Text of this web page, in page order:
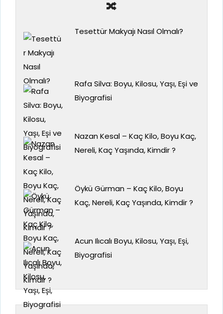
🔀
Tesettür Makyajı Nasıl Olmalı?
Rafa Silva: Boyu, Kilosu, Yaşı, Eşi ve
Biyografisi
Nazan Kesal – Kaç Kilo, Boyu Kaç,
Nereli, Kaç Yaşında, Kimdir ?
Öykü Gürman – Kaç Kilo, Boyu
Kaç, Nereli, Kaç Yaşında, Kimdir ?
Acun Ilıcalı Boyu, Kilosu, Yaşı, Eşi,
Biyografisi